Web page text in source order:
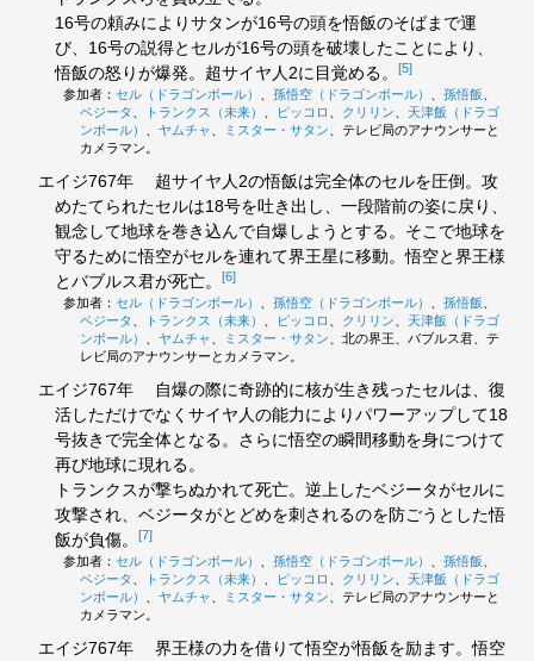
16号の頼みによりサタンが16号の頭を悟飯のそばまで運
び、16号の説得とセルが16号の頭を破壊したことにより、
悟飯の怒りが爆発。超サイヤ人2に目覚める。
[5]
参加者： セル（ドラゴンボール） 孫悟空（ドラゴンボール） 孫悟飯
ベジータ
トランクス（未来） ピッコロ クリリン
天津飯（ドラゴ
ンボール）
ヤムチャ ミスター・サタン 、テレビ局のアナウンサーと
カメラマン。
エイジ767年
超サイヤ人2の悟飯は完全体のセルを圧倒。攻
めたてられたセルは18号を吐き出し、一段階前の姿に戻り、
観念して地球を巻き込んで自爆しようとする。そこで地球を
守るために悟空がセルを連れて界王星に移動。悟空と界王様
とバブルス君が死亡。
[6]
参加者： セル（ドラゴンボール） 孫悟空（ドラゴンボール） 孫悟飯
ベジータ
トランクス（未来） ピッコロ クリリン
天津飯（ドラゴ
ンボール）
ヤムチャ ミスター・サタン 、北の界王、バブルス君、テ
レビ局のアナウンサーとカメラマン。
エイジ767年
自爆の際に奇跡的に核が生き残ったセルは、復
活しただけでなくサイヤ人の能力によりパワーアップして18
号抜きで完全体となる。さらに悟空の瞬間移動を身につけて
再び地球に現れる。
トランクスが撃ちぬかれて死亡。逆上したベジータがセルに
攻撃され、ベジータがとどめを刺されるのを防ごうとした悟
飯が負傷。
[7]
参加者： セル（ドラゴンボール） 孫悟空（ドラゴンボール） 孫悟飯
ベジータ
トランクス（未来） ピッコロ クリリン
天津飯（ドラゴ
ンボール）
ヤムチャ ミスター・サタン 、テレビ局のアナウンサーと
カメラマン。
エイジ767年
界王様の力を借りて悟空が悟飯を励ます。悟空